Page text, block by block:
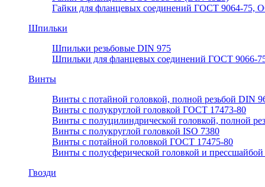
Гайки для фланцевых соединений ГОСТ 9064-75,
Шпильки
Шпильки резьбовые DIN 975
Шпильки для фланцевых соединений ГОСТ 9066-
Винты
Винты с потайной головкой, полной резьбой DIN
Винты с полукруглой головкой ГОСТ 17473-80
Винты с полуцилиндрической головкой, полной
Винты с полукруглой головкой ISO 7380
Винты с потайной головкой ГОСТ 17475-80
Винты с полусферической головкой и
Гвозди